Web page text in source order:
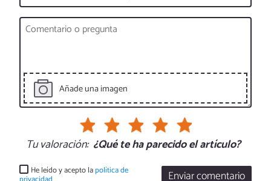
Añade una imagen
Tu valoración: ¿Qué te ha parecido el artículo?
Enviar comentario
He leído y acepto lapolítica de